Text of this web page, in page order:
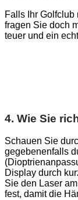
Falls Ihr
fragen Sie doch
teuer und ein
4. Wie Sie
Schauen Sie
gegebenenfalls
Display durch
Sie den Laser
fest, damit die